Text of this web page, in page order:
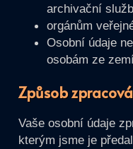
archivační
orgánům
Osobní údaje
osobám ze
Způsob
Vaše osobní údaje
kterým jsme je